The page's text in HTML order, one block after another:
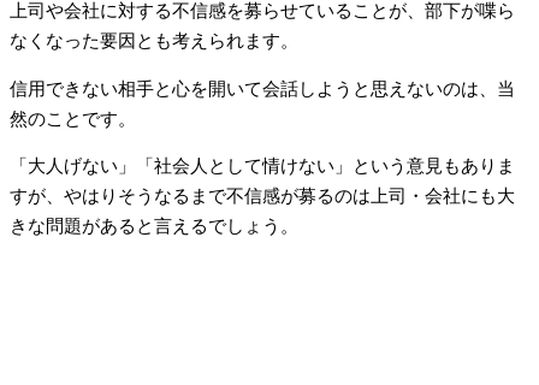
上司や会社に対する不信感を募らせていることが、部下が喋ら
なくなった要因とも考えられます。
信用できない相手と心を開いて会話しようと思えないのは、当
然のことです。
「大人げない」「社会人として情けない」という意見もありま
すが、やはりそうなるまで不信感が募るのは上司・会社にも大
きな問題があると言えるでしょう。